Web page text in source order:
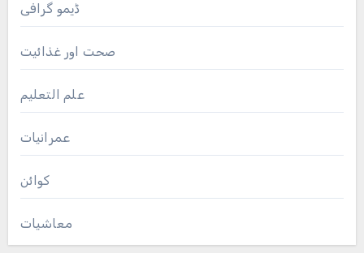
ڈیمو گرافی
صحت اور غذائیت
علم التعلیم
عمرانیات
کوائن
معاشیات